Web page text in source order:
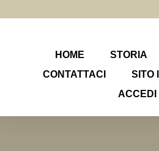
HOME STORIA
CONTATTACI
SITO
ACCEDI